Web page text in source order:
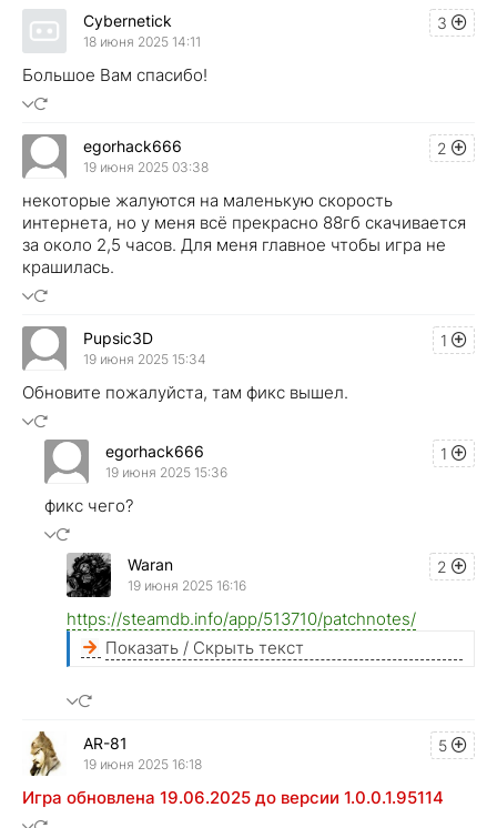
3
Cybernetick
18 июня 2025 14:11
Большое Вам спасибо!
2
egorhack666
19 июня 2025 03:38
некоторые жалуются на маленькую скорость
интернета, но у меня всё прекрасно 88гб скачивается
за около 2,5 часов. Для меня главное чтобы игра не
крашилась.
1
Pupsic3D
19 июня 2025 15:34
Обновите пожалуйста, там фикс вышел.
1
egorhack666
19 июня 2025 15:36
фикс чего?
2
Waran
19 июня 2025 16:16
https://steamdb.info/app/513710/patchnotes/
Показать / Скрыть текст
5
AR-81
19 июня 2025 16:18
Игра обновлена 19.06.2025 до версии 1.0.0.1.95114